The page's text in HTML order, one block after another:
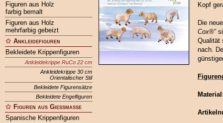
Figuren aus Holz
farbig bemalt
Figuren aus Holz
mehrfarbig gebeizt
Ankleidefiguren
Bekleidete Krippenfiguren
Ankleidekrippe RuCo 22 cm
Ankleidekrippe 30 cm
Orientalischer Stil
Bekleidete Figurensätze
Bekleidete Engelfiguren
Figuren aus Gießmasse
Spanische Krippenfiguren
Kopf
Die
Cox®”
Qualität
nach.